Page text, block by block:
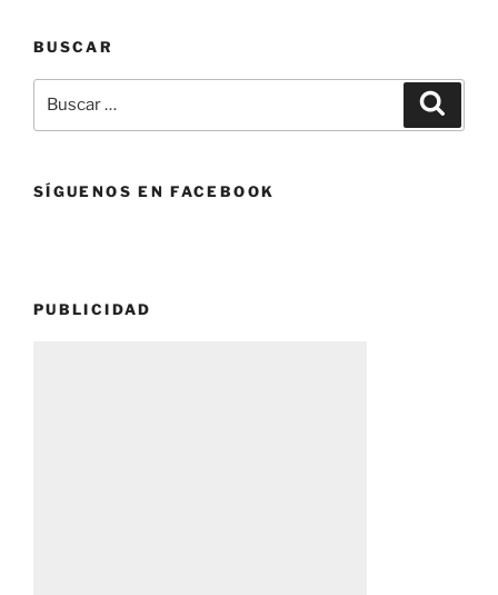
BUSCAR
por:
SÍGUENOS EN FACEBOOK
PUBLICIDAD